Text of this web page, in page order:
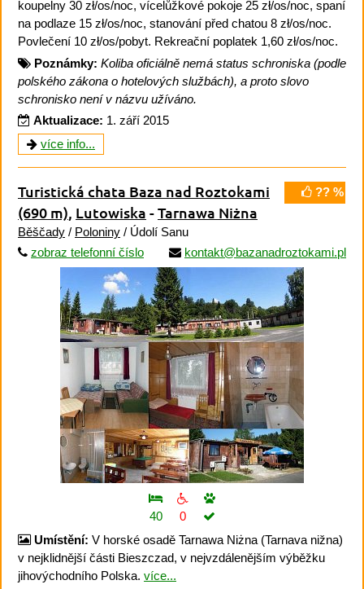
koupelny 30 zł/os/noc, vícelůžkové pokoje 25 zł/os/noc, spaní
na podlaze 15 zł/os/noc, stanování před chatou 8 zł/os/noc.
Povlečení 10 zł/os/pobyt. Rekreační poplatek 1,60 zł/os/noc.
Poznámky: Koliba oficiálně nemá status schroniska (podle
polského zákona o hotelových službách), a proto slovo
schronisko není v názvu užíváno.
Aktualizace: 1. září 2015
více info...
?? %
Turistická chata Baza nad Roztokami
(690 m), Lutowiska -Tarnawa Niżna
Běščady / Poloniny / Údolí Sanu
zobraz telefonní číslo
kontakt@bazanadroztokami.pl
40
0
Umístění: V horské osadě Tarnawa Niżna (Tarnava nižna)
v nejklidnější části Bieszczad, v nejvzdálenějším výběžku
jihovýchodního Polska. více...